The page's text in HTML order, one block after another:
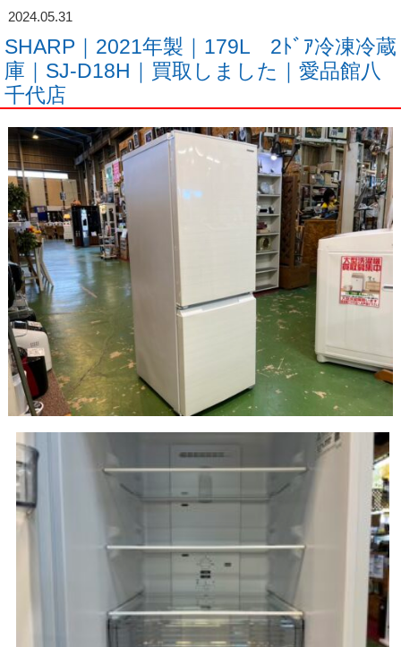
2024.05.31
SHARP｜2021年製｜179L 2ﾄﾞｱ冷凍冷蔵
庫｜SJ-D18H｜買取しました｜愛品館八
千代店